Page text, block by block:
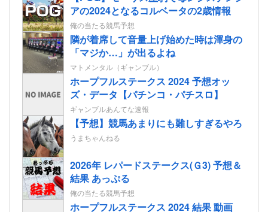
アの2024となるコルベータの2歳情報
俺の当たる競馬予想
隣が着席して音量上げ始めた時は渾身の
「マジか…」が出るよね
マトメンタル（ギャンブル）
ホープフルステークス 2024 予想オッ
ズ・データ【パチンコ・パチスロ】
ギャンブルあんてな速報
【予想】競馬あまりにも難しすぎるやろ
うまちゃんねる
2026年 レパードステークス(Ｇ3) 予想＆
結果 あっぷる
俺の当たる競馬予想
ホープフルステークス 2024 結果 動画